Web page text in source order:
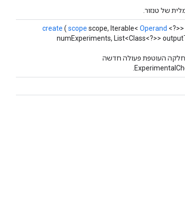
של טנזור.
create ( scope scope, Iterable< Operand
numExperiments, List<Class<?>>
העוטפת פעולה חדשה